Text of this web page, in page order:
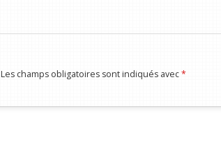
Les champs obligatoires sont indiqués avec*